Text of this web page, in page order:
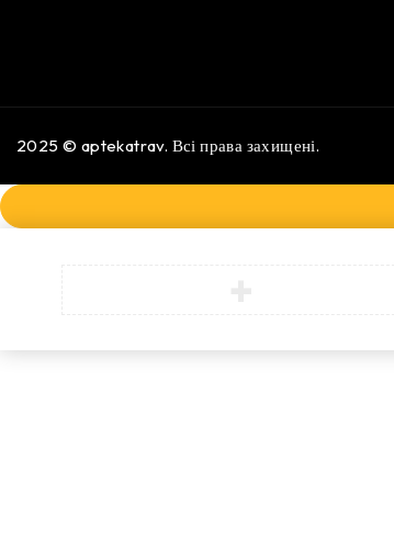
2025 © aptekatrav. Всі права захищені.